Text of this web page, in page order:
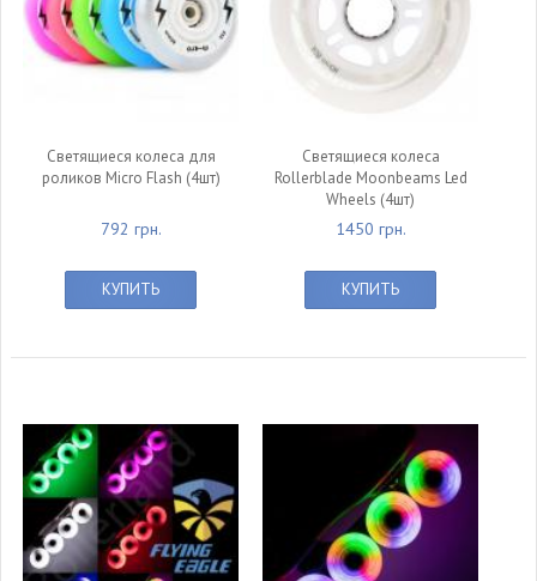
Светящиеся колеса для
роликов Micro Flash (4шт)
792 грн.
КУПИТЬ
Светящиеся колеса
Rollerblade Moonbeams Led
Wheels (4шт)
1450 грн.
КУПИТЬ